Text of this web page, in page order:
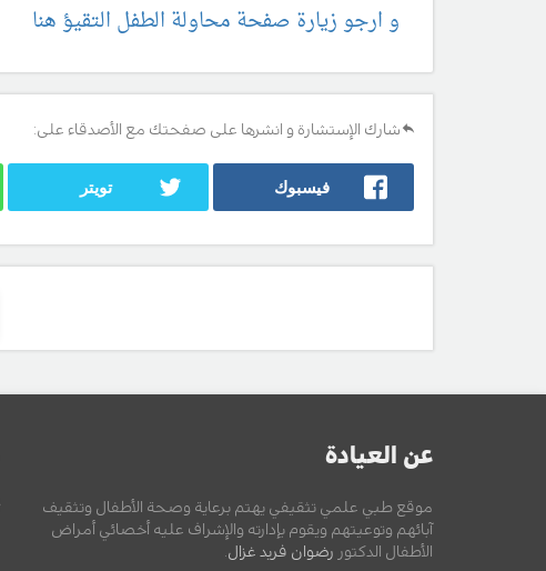
و ارجو زيارة صفحة محاولة الطفل التقيؤ هنا
شارك الإستشارة و انشرها على صفحتك مع الأصدقاء على:
فيسبوك تويتر
عن العيادة
موقع طبي علمي تثقيفي يهتم برعاية وصحة الأطفال وتثقيف
آبائهم وتوعيتهم ويقوم بإدارته والإشراف عليه أخصائي أمراض
الأطفال الدكتور رضوان فريد غزال